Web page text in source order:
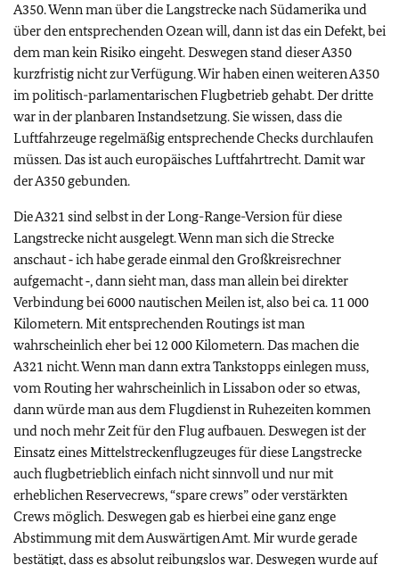
A350. Wenn man über die Langstrecke nach Südamerika und
über den entsprechenden Ozean will, dann ist das ein Defekt, bei
dem man kein Risiko eingeht. Deswegen stand dieser A350
kurzfristig nicht zur Verfügung. Wir haben einen weiteren A350
im politisch-parlamentarischen Flugbetrieb gehabt. Der dritte
war in der planbaren Instandsetzung. Sie wissen, dass die
Luftfahrzeuge regelmäßig entsprechende Checks durchlaufen
müssen. Das ist auch europäisches Luftfahrtrecht. Damit war
der A350 gebunden.
Die A321 sind selbst in der Long-Range-Version für diese
Langstrecke nicht ausgelegt. Wenn man sich die Strecke
anschaut ‑ ich habe gerade einmal den Großkreisrechner
aufgemacht ‑, dann sieht man, dass man allein bei direkter
Verbindung bei 6000 nautischen Meilen ist, also bei ca. 11 000
Kilometern. Mit entsprechenden Routings ist man
wahrscheinlich eher bei 12 000 Kilometern. Das machen die
A321 nicht. Wenn man dann extra Tankstopps einlegen muss,
vom Routing her wahrscheinlich in Lissabon oder so etwas,
dann würde man aus dem Flugdienst in Ruhezeiten kommen
und noch mehr Zeit für den Flug aufbauen. Deswegen ist der
Einsatz eines Mittelstreckenflugzeuges für diese Langstrecke
auch flugbetrieblich einfach nicht sinnvoll und nur mit
erheblichen Reservecrews,“spare crews”oder verstärkten
Crews möglich. Deswegen gab es hierbei eine ganz enge
Abstimmung mit dem Auswärtigen Amt. Mir wurde gerade
bestätigt, dass es absolut reibungslos war. Deswegen wurde auf